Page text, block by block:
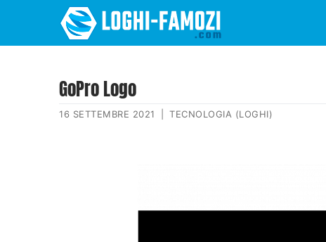
GoPro Logo
16 SETTEMBRE 2021 TECNOLOGIA (LOGHI)